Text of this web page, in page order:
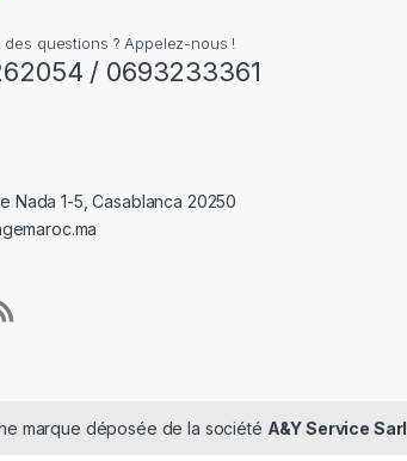
des questions ? Appelez-nous !
/ 0693233361
Nada 1-5, Casablanca 20250
marque déposée de la société A&Y Service Sarl